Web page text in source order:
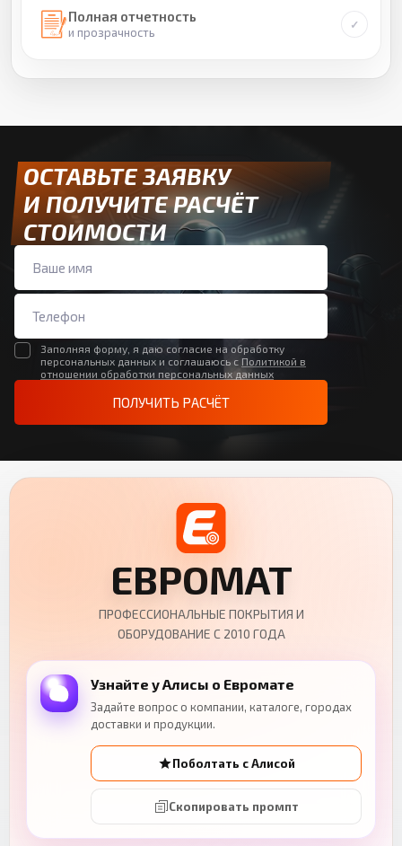
Полная отчетность
и прозрачность
ОСТАВЬТЕ ЗАЯВКУ
И ПОЛУЧИТЕ РАСЧЁТ
СТОИМОСТИ
Заполняя форму, я даю согласие на обработку
персональных данных и соглашаюсь с Политикой в
отношении обработки персональных данных
ПОЛУЧИТЬ РАСЧЁТ
ЕВРОМАТ
ПРОФЕССИОНАЛЬНЫЕ ПОКРЫТИЯ И
ОБОРУДОВАНИЕ С 2010 ГОДА
Узнайте у Алисы о Евромате
Задайте вопрос о компании, каталоге, городах
доставки и продукции.
Поболтать с Алисой
Скопировать промпт